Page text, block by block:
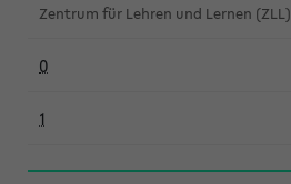
Zentrum für Lehren und Lernen (ZLL)
0
1